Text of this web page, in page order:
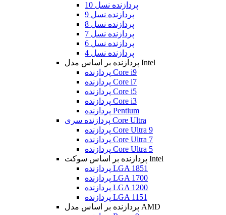
پردازنده نسل 10
پردازنده نسل 9
پردازنده نسل 8
پردازنده نسل 7
پردازنده نسل 6
پردازنده نسل 4
پردازنده بر اساس مدل Intel
پردازنده Core i9
پردازنده Core i7
پردازنده Core i5
پردازنده Core i3
پردازنده Pentium
پردازنده سری Core Ultra
پردازنده Core Ultra 9
پردازنده Core Ultra 7
پردازنده Core Ultra 5
پردازنده بر اساس سوکت Intel
پردازنده LGA 1851
پردازنده LGA 1700
پردازنده LGA 1200
پردازنده LGA 1151
پردازنده بر اساس مدل AMD